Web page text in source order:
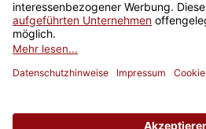
Newsletter